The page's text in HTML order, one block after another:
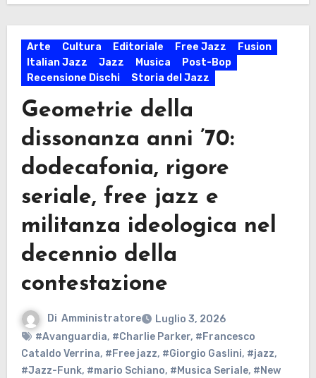
Arte Cultura Editoriale Free Jazz
Fusion
Italian Jazz
Jazz Musica
Post-Bop
Recensione Dischi
Storia del Jazz
Geometrie della
dissonanza anni ’70:
dodecafonia, rigore
seriale, free jazz e
militanza ideologica nel
decennio della
contestazione
Di Amministratore
Luglio 3, 2026
#Avanguardia, #Charlie Parker, #Francesco
Cataldo Verrina, #Free jazz, #Giorgio Gaslini, #jazz,
#Jazz-Funk, #mario Schiano, #Musica Seriale, #New